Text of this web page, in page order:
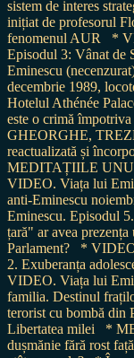
sistem de interes
inițiat de profesorul
fenomenul AUR
*
Episodul 3: Vânat de
Eminescu
decembrie 1989,
Hotelul Athénée
este o crimă
GHEORGHE,
reactualizată și
MEDITAȚIILE
VIDEO. Viața lui
anti-Eminescu
Eminescu. Episodul
țară" ar avea
Parlament?
*
2. Exuberanța
VIDEO. Viața lui
familia. Destinul
terorist cu bombă din
Libertatea milei
*
dușmănie fără rost